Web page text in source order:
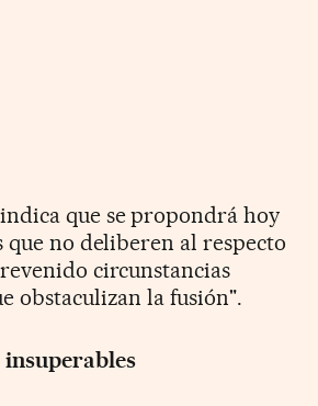
que se propondrá hoy
que no deliberen al respecto
circunstancias
obstaculizan la fusión".